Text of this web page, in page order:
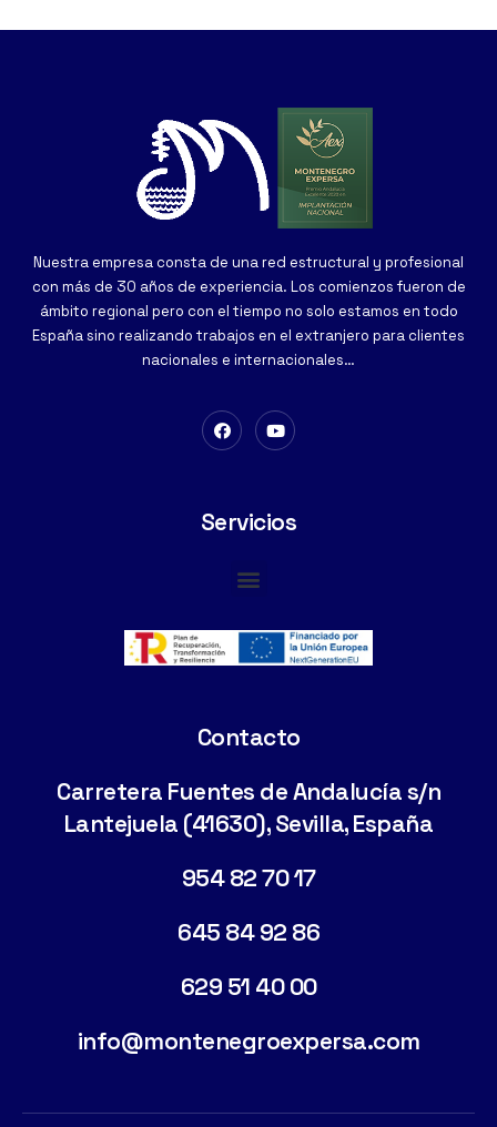
Nuestra empresa consta de una red estructural y profesional
con más de 30 años de experiencia. Los comienzos fueron de
ámbito regional pero con el tiempo no solo estamos en todo
España sino realizando trabajos en el extranjero para clientes
nacionales e internacionales…
Servicios
Contacto
Carretera Fuentes de Andalucía s/n
Lantejuela (41630), Sevilla, España
954 82 70 17
645 84 92 86
629 51 40 00
info@montenegroexpersa.com